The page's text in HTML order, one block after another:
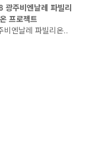
광주비엔날레 파빌리
온 프로젝트
비엔날레 파빌리온..